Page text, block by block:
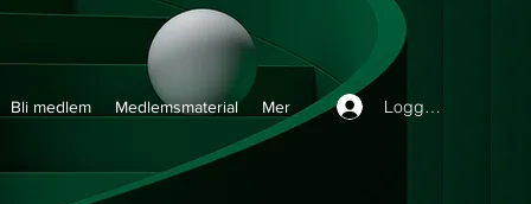
Bli medlem Medlemsmaterial Mer Logga in